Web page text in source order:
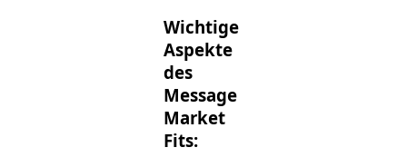
Wichtige
Aspekte
des
Message
Market
Fits: